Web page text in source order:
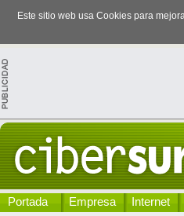
Este sitio web usa Cookies para
Portada Empresa Internet